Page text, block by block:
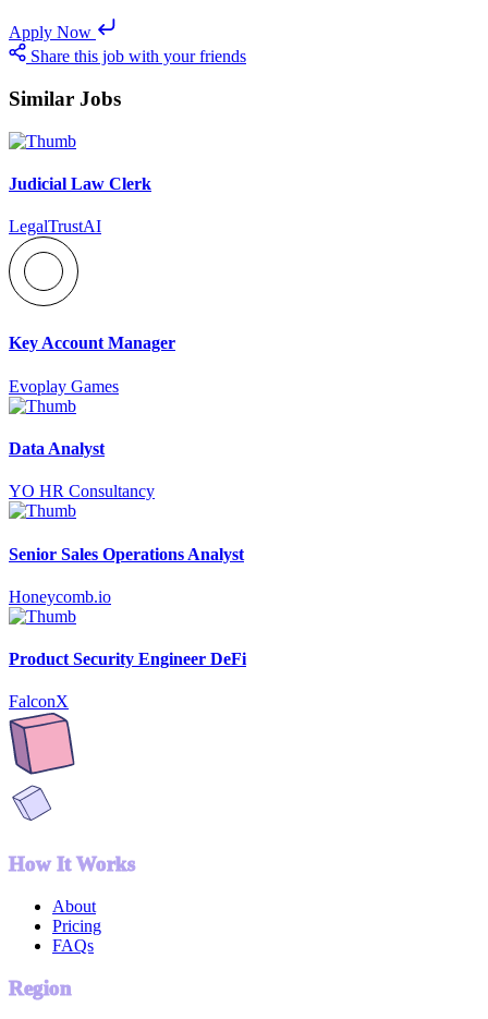
Apply Now
Share this job with your friends
Similar Jobs
Judicial Law Clerk
LegalTrustAI
Key Account Manager
Evoplay Games
Data Analyst
YO HR Consultancy
Senior Sales Operations Analyst
Honeycomb.io
Product Security Engineer DeFi
FalconX
How It Works
About
Pricing
FAQs
Region